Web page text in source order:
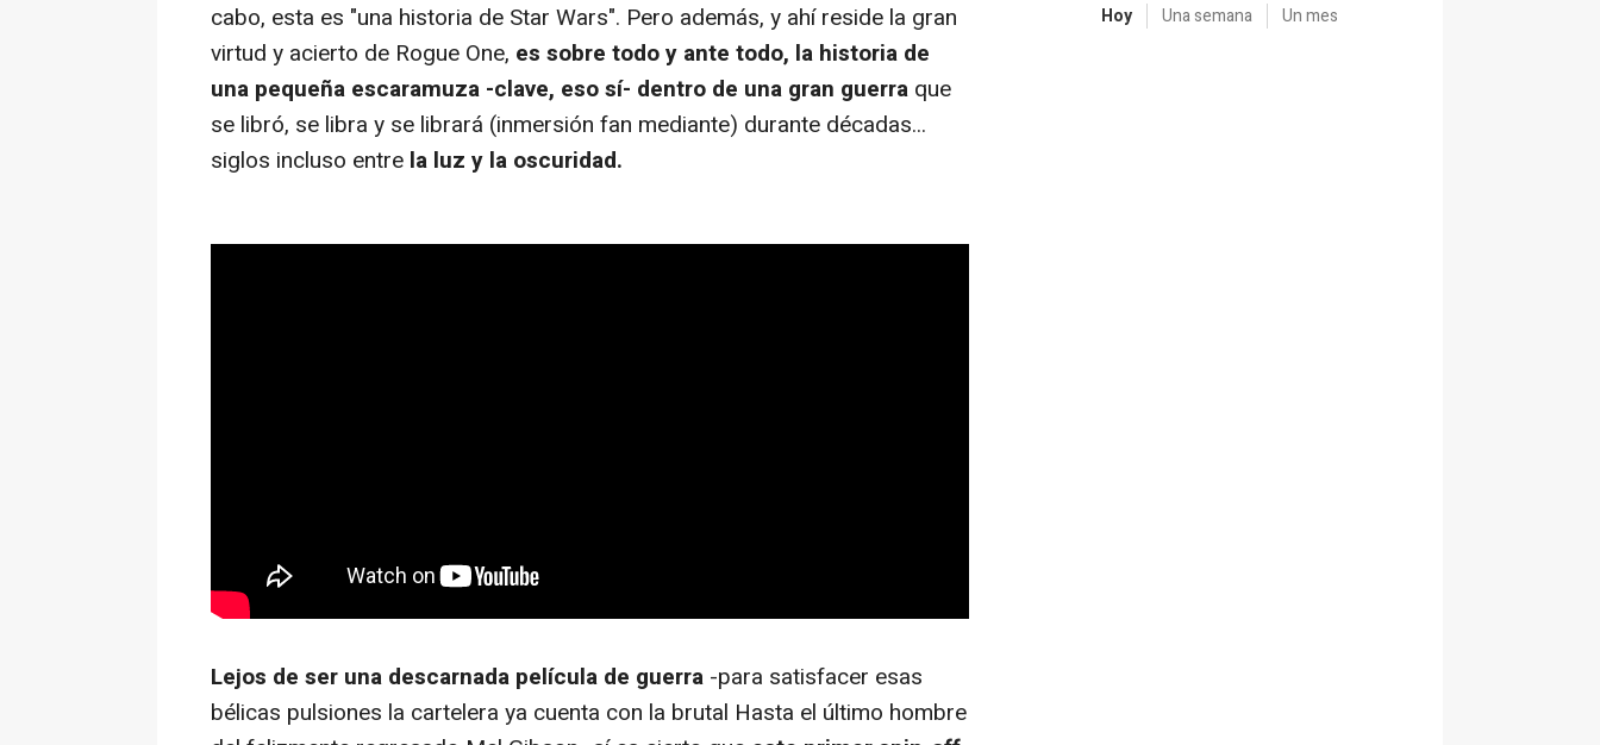
cabo, esta es "una historia de Star Wars". Pero además, y ahí reside la gran
virtud y acierto de Rogue One, es sobre todo y ante todo, la historia de
una pequeña escaramuza -clave, eso sí- dentro de una gran guerra que
se libró, se libra y se librará (inmersión fan mediante) durante décadas...
siglos incluso entre la luz y la oscuridad.
Lejos de ser una descarnada película de guerra -para satisfacer esas
bélicas pulsiones la cartelera ya cuenta con la brutal Hasta el último hombre
Hoy Una semana Un mes